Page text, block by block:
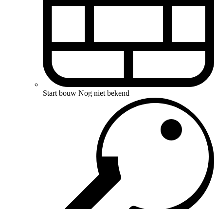
Start bouw Nog niet bekend